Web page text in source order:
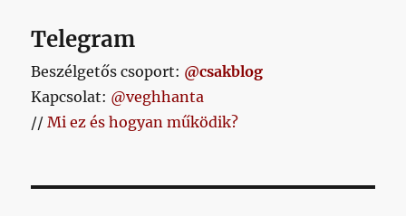
Telegram
Beszélgetős csoport: @csakblog
Kapcsolat: @veghhanta
//Mi ez és hogyan működik?